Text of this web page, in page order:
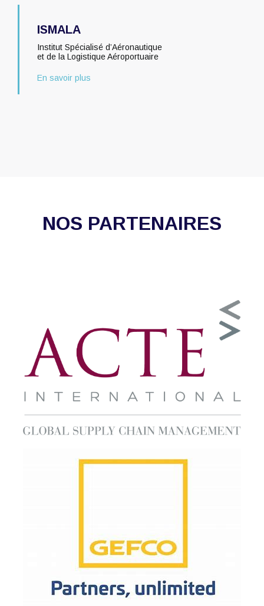
ISMALA
Institut Spécialisé d’Aéronautique
et de la Logistique Aéroportuaire
En savoir plus
NOS PARTENAIRES